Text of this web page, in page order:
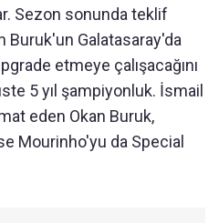
Sezon sonunda teklif
Buruk'un Galatasaray'da
etmeye çalışacağını
5 yıl şampiyonluk. İsmail
eden Okan Buruk,
Mourinho'yu da Special